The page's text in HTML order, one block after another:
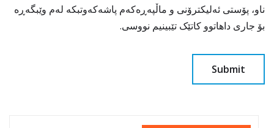
ناو، پۆستی ئەلیکترۆنی و ماڵپەڕەکەم پاشەکەوتبکە لەم وێبگەڕە
بۆ جاری داهاتوو کاتێک تێبینیم نووسی.